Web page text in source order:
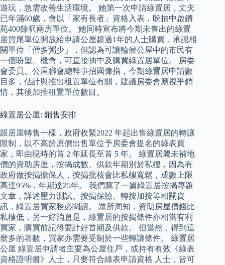
遊玩，急需改善生活環境。 她第一次申請綠置居，丈夫
已年滿60歲，會以「家有長者」資格入表，盼抽中啟鑽
苑400餘呎兩房單位。 她同時宣布將今期未售出的綠置
居貨尾單位開放給申請公屋超過1年的人士購買，承認相
關單位「僧多粥少」，但認為可讓輪候公屋中的市民有
一個盼望、機會，可直接抽中及購買綠置居單位。 房委
會委員、公屋聯會總幹事招國偉指，今期綠置居申請數
目多，估計與推出租置單位有關，建議房委會應視乎銷
情，其後加推租置單位數目。
綠置居公屋: 銷售安排
跟居屋轉售一樣，政府收緊2022 年起出售綠置居的轉讓
限制，以不高於原價出售單位予房委會提名的綠表買
家，即由現時的首 2 年延長至首 5 年。 綠置居屬未補地
價的資助房屋，按揭成數、供款年期別於私樓，因為有
政府做按揭擔保人，按揭批核會比私樓寬鬆，成數上限
高達95%，年期達25年。 我們寫了一篇綠置居按揭專題
文章，詳述壓力測試、按揭保險、轉按加按等相關資
訊，綠置居買家務必閱讀。 眾所周知，資助房屋價錢比
私樓低，另一好消息是，綠置居的按揭條件亦相當有利
買家，購買前記得要計好首期及供款。 但當然，得到這
麼多的著數，買家亦需要受制於一些轉讓條件。 綠置居
公屋 綠置居申請者主要為公屋住戶，或持有有效《綠表
資格證明書》人士，只要符合綠表申請資格 人士，皆可